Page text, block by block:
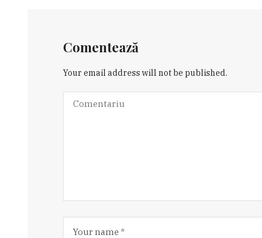
Comentează
Your email address will not be published.